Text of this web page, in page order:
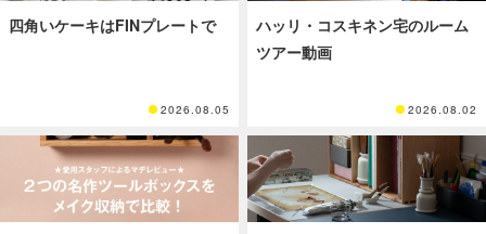
四角いケーキはFINプレートで
2026.08.05
ハッリ・コスキネン宅のルーム
ツアー動画
2026.08.02